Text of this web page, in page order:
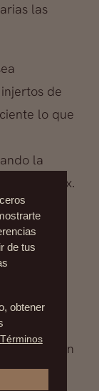
las
de
lo que
la
como bótox.
los
para
reducción
y se
o las
de tus
obtener
Términos